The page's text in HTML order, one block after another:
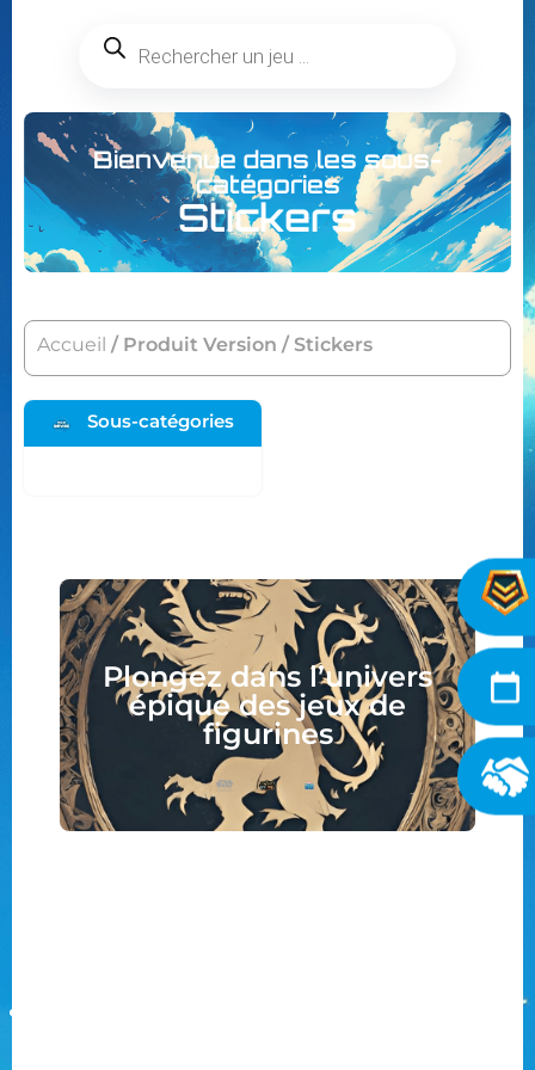
Bienvenue dans les sous-
catégories
Stickers
Accueil / Produit Version / Stickers
Sous-catégories
Plongez dans l’univers
épique des jeux de
figurines